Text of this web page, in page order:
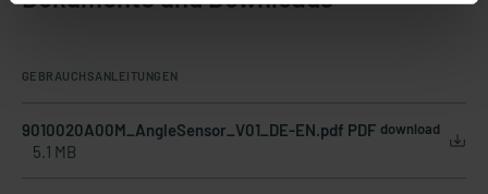
GEBRAUCHSANLEITUNGEN
9010020A00M_AngleSensor_V01_DE-EN.pdf PDF
5.1 MB
download